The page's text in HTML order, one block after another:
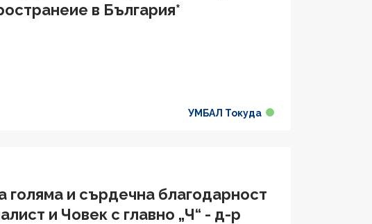
в България*
УМБАЛ Токуда
голяма и сърдечна благодарност
и Човек с главно „Ч“ - д-р